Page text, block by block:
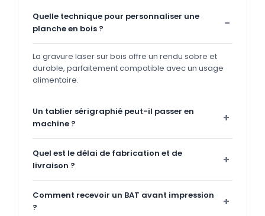
Quelle technique pour personnaliser une
planche en bois ?
La gravure laser sur bois offre un rendu sobre et
durable, parfaitement compatible avec un usage
alimentaire.
Un tablier sérigraphié peut-il passer en
machine ?
Quel est le délai de fabrication et de
livraison ?
Comment recevoir un BAT avant impression
?